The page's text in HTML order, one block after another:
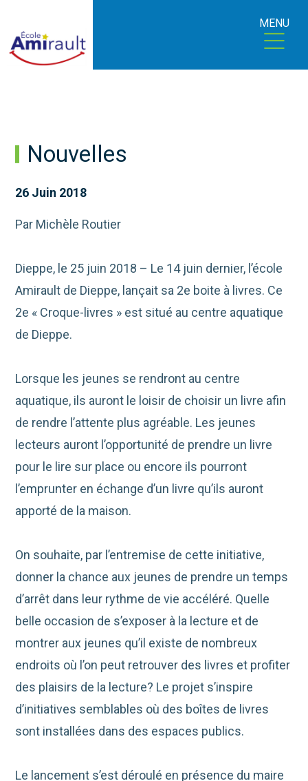
MENU
Nouvelles
26 Juin 2018
Par Michèle Routier
Dieppe, le 25 juin 2018 – Le 14 juin dernier, l’école
Amirault de Dieppe, lançait sa 2e boite à livres. Ce
2e « Croque-livres » est situé au centre aquatique
de Dieppe.
Lorsque les jeunes se rendront au centre
aquatique, ils auront le loisir de choisir un livre afin
de rendre l’attente plus agréable. Les jeunes
lecteurs auront l’opportunité de prendre un livre
pour le lire sur place ou encore ils pourront
l’emprunter en échange d’un livre qu’ils auront
apporté de la maison.
On souhaite, par l’entremise de cette initiative,
donner la chance aux jeunes de prendre un temps
d’arrêt dans leur rythme de vie accéléré. Quelle
belle occasion de s’exposer à la lecture et de
montrer aux jeunes qu’il existe de nombreux
endroits où l’on peut retrouver des livres et profiter
des plaisirs de la lecture? Le projet s’inspire
d’initiatives semblables où des boîtes de livres
sont installées dans des espaces publics.
Le lancement s’est déroulé en présence du maire